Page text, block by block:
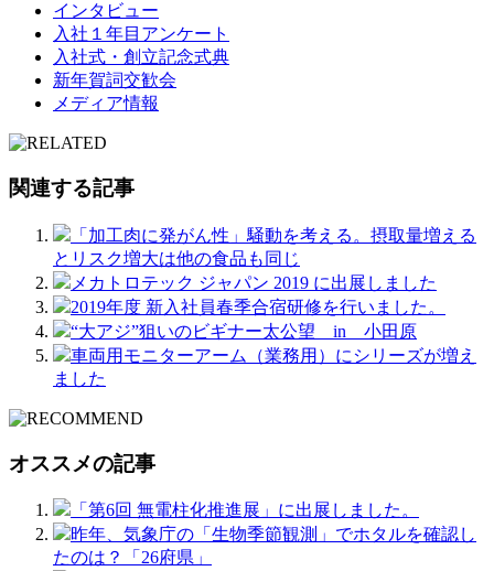
インタビュー
入社１年目アンケート
入社式・創立記念式典
新年賀詞交歓会
メディア情報
関連する記事
「加工肉に発がん性」騒動を考える。摂取量増える
とリスク増大は他の食品も同じ
メカトロテック ジャパン 2019 に出展しました
2019年度 新入社員春季合宿研修を行いました。
“大アジ”狙いのビギナー太公望 in 小田原
車両用モニターアーム（業務用）にシリーズが増え
ました
オススメの記事
「第6回 無電柱化推進展」に出展しました。
昨年、気象庁の「生物季節観測」でホタルを確認し
たのは？「26府県」